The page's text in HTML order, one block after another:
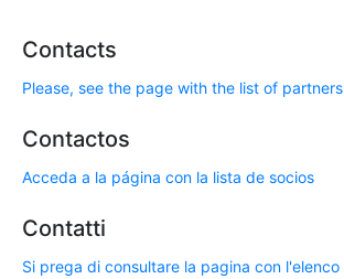
Contacts
Please, see the page with the list of partners
Contactos
Acceda a la página con la lista de socios
Contatti
Si prega di consultare la pagina con